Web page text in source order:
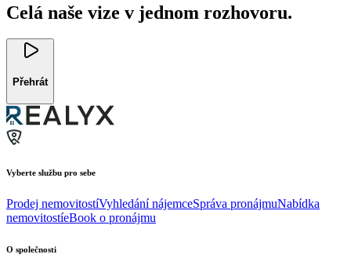
Celá naše vize v jednom rozhovoru.
Přehrát
Vyberte službu pro sebe
Prodej nemovitostíVyhledání nájemceSpráva pronájmuNabídka
nemovitostíeBook o pronájmu
O společnosti